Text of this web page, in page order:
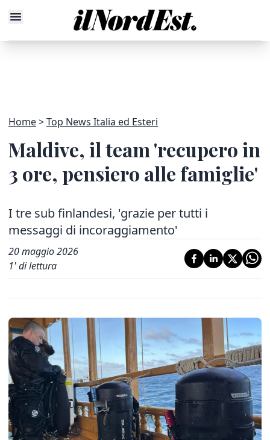
Home Top News Italia ed Esteri
Maldive, il team 'recupero in
3 ore, pensiero alle famiglie'
I tre sub finlandesi, 'grazie per tutti i
messaggi di incoraggiamento'
20 maggio 2026
1' di lettura